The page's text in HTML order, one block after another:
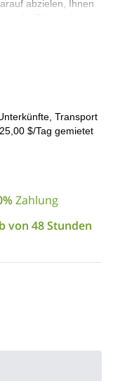
abzielen, Ihnen
perfekte
zu einem AST 1,
im
Rabatt, wenn Sie
auch das WW-
Transport
$/Tag gemietet
Zahlung
von 48 Stunden